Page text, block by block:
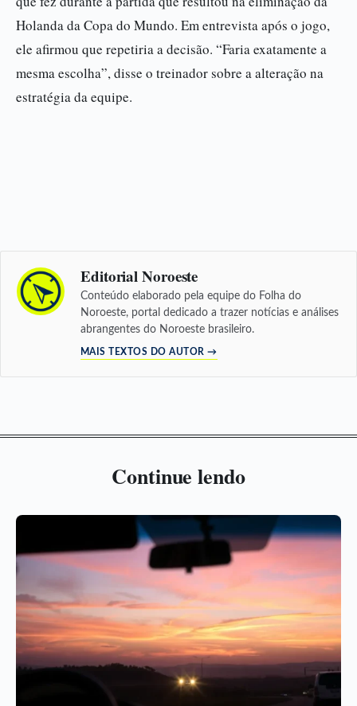
Holanda da Copa do Mundo. Em entrevista após o jogo,
ele afirmou que repetiria a decisão. “Faria exatamente a
mesma escolha”, disse o treinador sobre a alteração na
estratégia da equipe.
Editorial Noroeste
Conteúdo elaborado pela equipe do Folha do
Noroeste, portal dedicado a trazer notícias e análises
abrangentes do Noroeste brasileiro.
MAIS TEXTOS DO AUTOR →
Continue lendo